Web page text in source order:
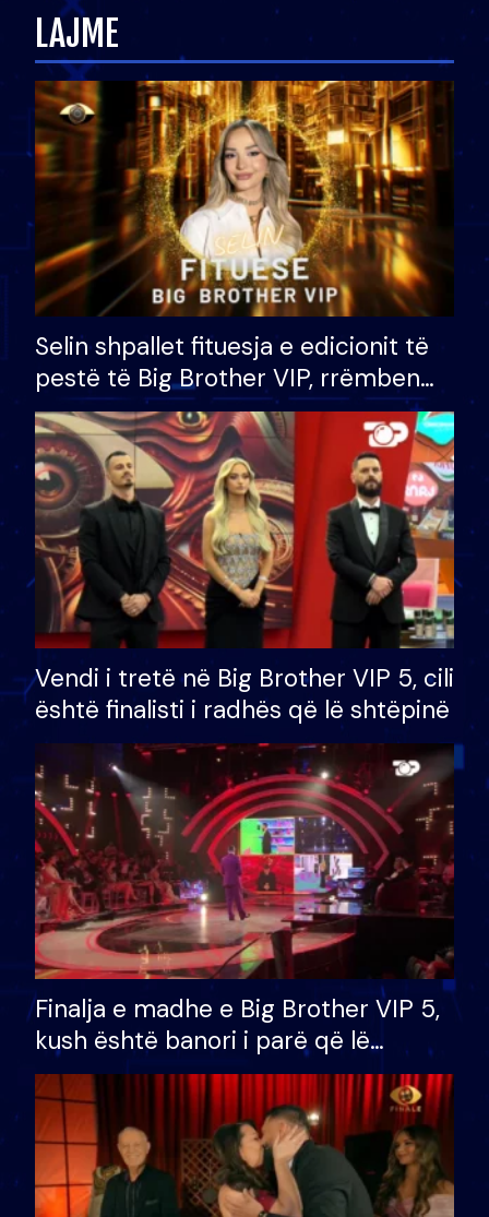
LAJME
Selin shpallet fituesja e edicionit të
pestë të Big Brother VIP, rrëmben
çmimin e madh prej 100 mijë eurosh
Vendi i tretë në Big Brother VIP 5, cili
është finalisti i radhës që lë shtëpinë
Finalja e madhe e Big Brother VIP 5,
kush është banori i parë që lë
shtëpinë dhe humb mundësinë për
të fituar çmimin e madh